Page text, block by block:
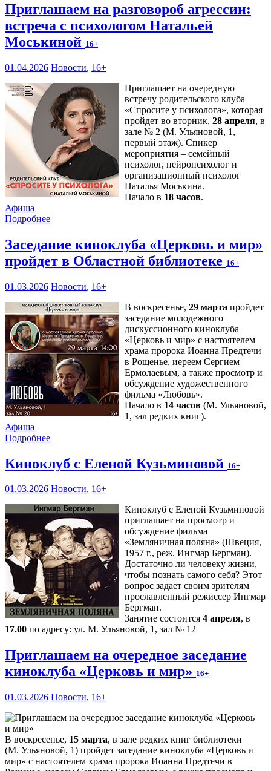
Приглашаем на разговороб агрессии:
встреча с психологом Натальей
Моськиной 16+
01.04.2026 Новости, 16+
Приглашает на очередную
встречу родительского клуба
«Спросите у психолога», которая
пройдет во вторник, 28 апреля, в
зале № 2 (М. Ульяновой, 1,
первый этаж). Спикер
мероприятия – семейный
психолог, нейропсихолог и
организационный психолог
Наталья Моськина.
Начало в 18 часов.
Афиша
Подробнее
Заседание киноклуба «Церковь и мир»
пройдет в Областной библиотеке 16+
01.03.2026 Новости, 16+
В воскресенье, 29 марта пройдет
заседание молодежного
дискуссионного киноклуба
«Церковь и мир» с настоятелем
храма пророка Иоанна Предтечи
в Рощенье, иереем Сергием
Ермолаевым, а также просмотр и
обсуждение художественного
фильма «Любовь».
Начало в 14 часов (М. Ульяновой,
1, зал редких книг).
Афиша
Подробнее
Киноклуб с Еленой Кузьминовой 16+
01.03.2026 Новости, 16+
Киноклуб с Еленой Кузьминовой
приглашает на просмотр и
обсуждение фильма
«Земляничная поляна» (Швеция,
1957 г., реж. Ингмар Бергман).
Достаточно ли человеку жизни,
чтобы познать самого себя? Этот
вопрос задает своим зрителям
прославленный режиссер Ингмар
Бергман.
Занятие состоится 4 апреля, в
17.00 по адресу: ул. М. Ульяновой, 1, зал № 12
Приглашаем на очередное заседание
киноклуба «Церковь и мир» 16+
01.03.2026 Новости, 16+
В воскресенье, 15 марта, в зале редких книг библиотеки
(М. Ульяновой, 1) пройдет заседание киноклуба «Церковь и
мир» с настоятелем храма пророка Иоанна Предтечи в